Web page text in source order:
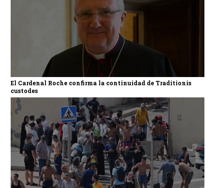
El Cardenal Roche confirma la continuidad de Traditionis
custodes